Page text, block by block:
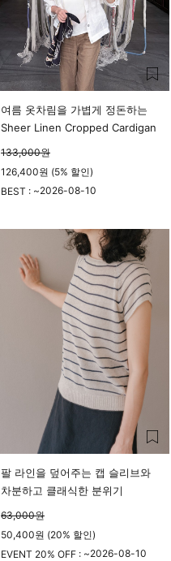
여름 옷차림을 가볍게 정돈하는
Sheer Linen Cropped Cardigan
133,000원
126,400원 (5% 할인)
BEST : ~2026-08-10
팔 라인을 덮어주는 캡 슬리브와
차분하고 클래식한 분위기
63,000원
50,400원 (20% 할인)
EVENT 20% OFF : ~2026-08-10